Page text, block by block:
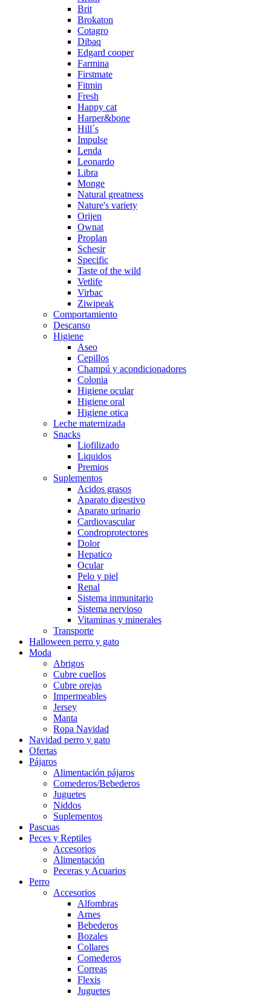
Brit
Brokaton
Cotagro
Dibaq
Edgard cooper
Farmina
Firstmate
Fitmin
Fresh
Happy cat
Harper&bone
Hill´s
Impulse
Lenda
Leonardo
Libra
Monge
Natural greatness
Nature's variety
Orijen
Ownat
Proplan
Schesir
Specific
Taste of the wild
Vetlife
Virbac
Ziwipeak
Comportamiento
Descanso
Higiene
Aseo
Cepillos
Champú y acondicionadores
Colonia
Higiene ocular
Higiene oral
Higiene otica
Leche maternizada
Snacks
Liofilizado
Liquidos
Premios
Suplementos
Acidos grasos
Aparato digestivo
Aparato urinario
Cardiovascular
Condroprotectores
Dolor
Hepatico
Ocular
Pelo y piel
Renal
Sistema inmunitario
Sistema nervioso
Vitaminas y minerales
Transporte
Halloween perro y gato
Moda
Abrigos
Cubre cuellos
Cubre orejas
Impermeables
Jersey
Manta
Ropa Navidad
Navidad perro y gato
Ofertas
Pájaros
Alimentación pájaros
Comederos/Bebederos
Juguetes
Niddos
Suplementos
Pascuas
Peces y Reptiles
Accesorios
Alimentación
Peceras y Acuarios
Perro
Accesorios
Alfombras
Arnes
Bebederos
Bozales
Collares
Comederos
Correas
Flexis
Juguetes